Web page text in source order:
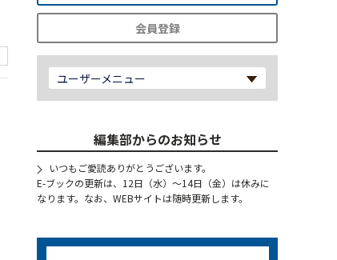
会員登録
ユーザーメニュー
編集部からのお知らせ
いつもご愛読ありがとうございます。
E-ブックの更新は、12日（水）～14日（金）は休みに
なります。なお、WEBサイトは随時更新します。